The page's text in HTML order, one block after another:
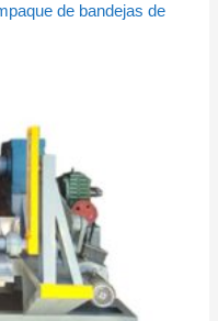
de bandejas de